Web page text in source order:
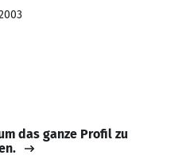
das ganze Profil zu